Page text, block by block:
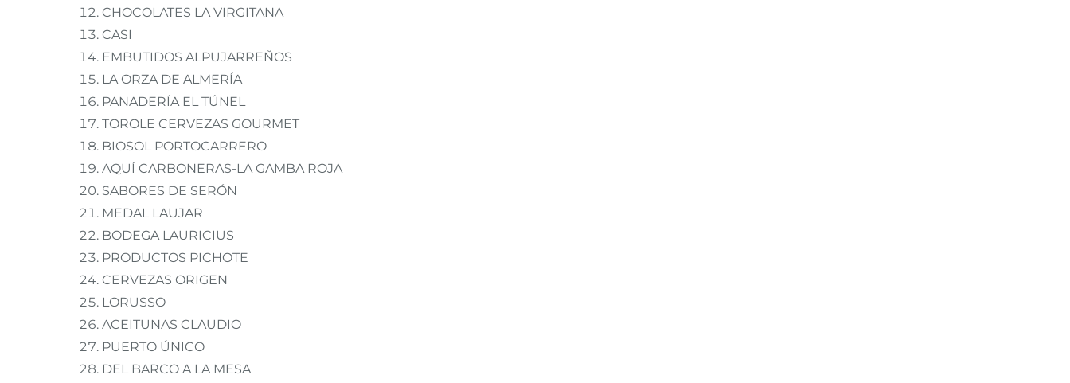
CHOCOLATES LA VIRGITANA
CASI
EMBUTIDOS ALPUJARREÑOS
LA ORZA DE ALMERÍA
PANADERÍA EL TÚNEL
TOROLE CERVEZAS GOURMET
BIOSOL PORTOCARRERO
AQUÍ CARBONERAS-LA GAMBA ROJA
SABORES DE SERÓN
MEDAL LAUJAR
BODEGA LAURICIUS
PRODUCTOS PICHOTE
CERVEZAS ORIGEN
LORUSSO
ACEITUNAS CLAUDIO
PUERTO ÚNICO
DEL BARCO A LA MESA